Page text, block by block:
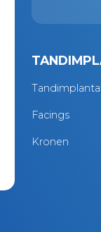
Facings
Kronen